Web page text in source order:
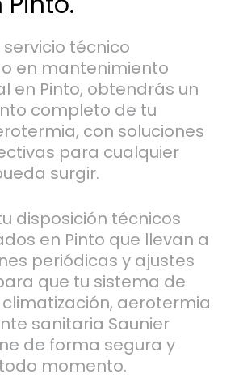
técnico
en mantenimiento
en Pinto, obtendrás un
completo de tu
con soluciones
para cualquier
surgir.
disposición técnicos
en Pinto que llevan a
periódicas y ajustes
que tu sistema de
aerotermia
sanitaria Saunier
de forma segura y
momento.